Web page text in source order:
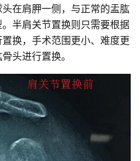
在肩胛一侧，与正常的盂肱
半肩关节置换则只需要根据
换，手术范围更小、难度更
头进行置换。